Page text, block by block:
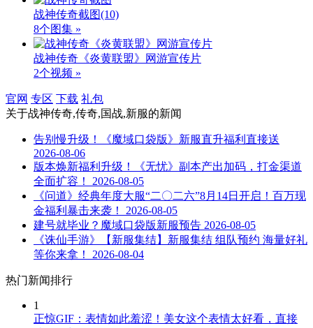
战神传奇截图(10)
8个图集 »
战神传奇《炎黄联盟》网游宣传片
2个视频 »
官网 专区 下载 礼包
关于战神传奇,传奇,国战,新服的新闻
告别慢升级！《魔域口袋版》新服直升福利直接送
2026-08-06
版本焕新福利升级！《无忧》副本产出加码，打金渠道
全面扩容！
2026-08-05
《问道》经典年度大服“二〇二六”8月14日开启！百万现
金福利暴击来袭！
2026-08-05
建号就毕业？魔域口袋版新服预告 2026-08-05
《诛仙手游》【新服集结】新服集结 组队预约 海量好礼
等你来拿！
2026-08-04
热门新闻排行
1
正惊GIF：表情如此羞涩！美女这个表情太好看，直接